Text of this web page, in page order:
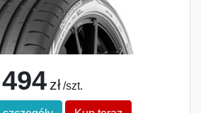
494 zł /szt.